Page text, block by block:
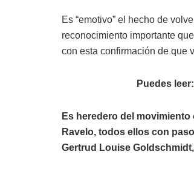
Es “emotivo” el hecho de
reconocimiento importante
con esta confirmación de que
Puedes leer:
Es heredero del
Ravelo, todos ellos con
Gertrud Louise